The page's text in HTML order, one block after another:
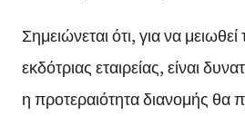
Σημειώνεται ότι, για να
εκδότριας εταιρείας, είναι
η προτεραιότητα διανομής θα